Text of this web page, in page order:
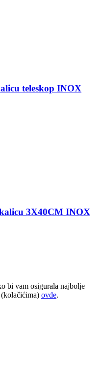
teleskop INOX
3X40CM INOX
bi vam osigurala najbolje
ovde.